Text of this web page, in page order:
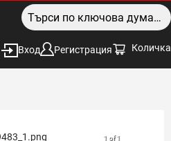
Вход Регистрация Количка
1 of 1